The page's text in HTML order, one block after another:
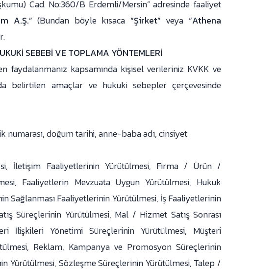
Cad. No:360/B Erdemli/Mersin” adresinde faaliyet
A.Ş.”(Bundan böyle kısaca “Şirket” veya “Athena
SEBEBİ VE TOPLAMA YÖNTEMLERİ
faydalanmanız kapsamında kişisel verileriniz KVKK ve
belirtilen amaçlar ve hukuki sebepler çerçevesinde
numarası, doğum tarihi, anne-baba adı, cinsiyet
İletişim Faaliyetlerinin Yürütülmesi, Firma / Ürün /
Faaliyetlerin Mevzuata Uygun Yürütülmesi, Hukuk
Sağlanması Faaliyetlerinin Yürütülmesi, İş Faaliyetlerinin
Süreçlerinin Yürütülmesi, Mal / Hizmet Satış Sonrası
İlişkileri Yönetimi Süreçlerinin Yürütülmesi, Müşteri
Reklam, Kampanya ve Promosyon Süreçlerinin
Yürütülmesi, Sözleşme Süreçlerinin Yürütülmesi, Talep /